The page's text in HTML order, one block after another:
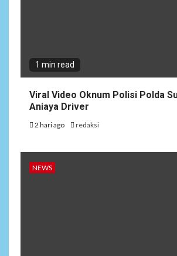
1 min read
Viral Video Oknum Polisi Polda
Aniaya Driver
2 hari ago redaksi
NEWS